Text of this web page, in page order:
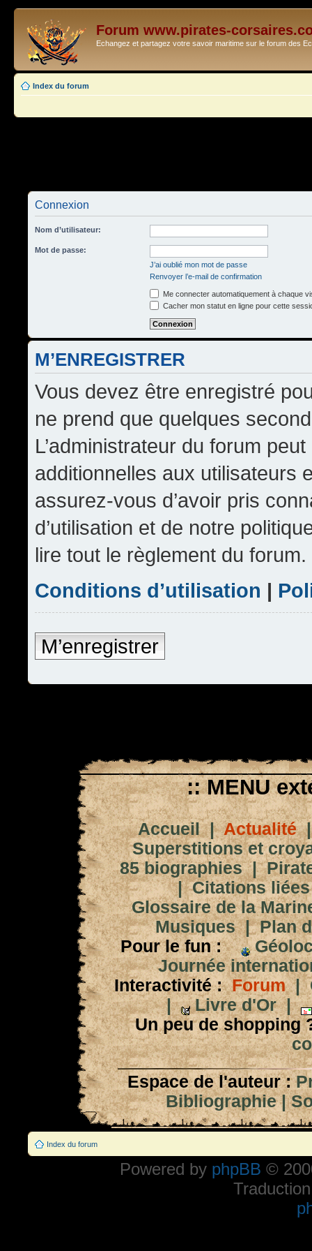
Forum www.pirates-
Echangez et partagez votre savoir maritime sur le forum des
Index du forum
Connexion
Nom d’utilisateur:
Mot de passe:
J’ai oublié mon mot de passe
Renvoyer l’e-mail de confirmation
Me connecter automatiquement à chaque
Cacher mon statut en ligne pour cette
M’ENREGISTRER
Vous devez être enregistré
ne prend que quelques
L’administrateur du forum
additionnelles aux utilisateurs
assurez-vous d’avoir pris
d’utilisation et de notre
lire tout le règlement du forum.
Conditions d’utilisation |
M’enregistrer
:: MENU
Accueil|Actualité
Superstitions et
85 biographies|
|Citations
Glossaire de la
Musiques|Plan
Pour le fun :
Journée
Interactivité : Forum|
|
Livre d'Or|
Un peu de shopping
Espace de l'auteur :
Bibliographie|
Index du forum
Powered by phpBB ©